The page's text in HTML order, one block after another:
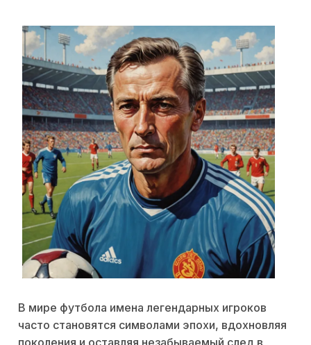
В мире футбола имена легендарных игроков
часто становятся символами эпохи, вдохновляя